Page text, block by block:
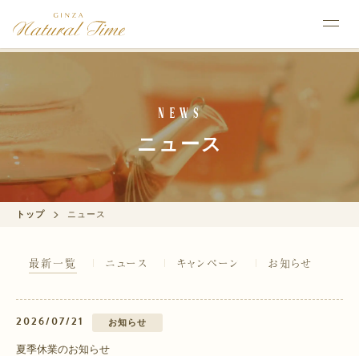
News
ニュース
トップ ニュース
最新一覧 ニュース キャンペーン お知らせ
2026/07/21 お知らせ
夏季休業のお知らせ